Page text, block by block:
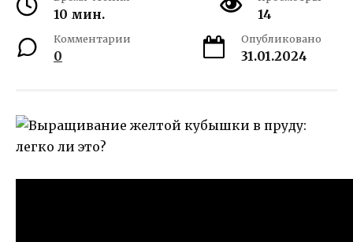
10 мин. 14
Комментарии
0
Опубликовано
31.01.2024